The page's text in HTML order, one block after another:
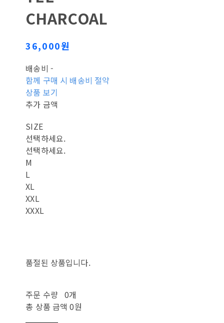
CHARCOAL
36,000원
배송비 -
함께 구매 시 배송비 절약
상품 보기
추가 금액
SIZE
선택하세요.
선택하세요.
M
L
XL
XXL
XXXL
품절된 상품입니다.
주문 수량 0개
총 상품 금액 0원